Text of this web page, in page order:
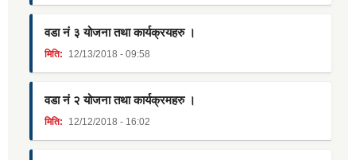
वडा नं ३ योजना तथा कार्यक्रयहरु ।
मिति: 12/13/2018 - 09:58
वडा नं २ योजना तथा कार्यक्रमहरु ।
मिति: 12/12/2018 - 16:02